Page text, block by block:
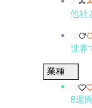
他社
世界
業種
8週